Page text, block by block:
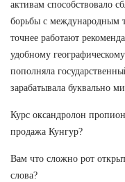
активам способствовало
борьбы с международным
точнее работают
удобному
пополняла
зарабатывала буквально
Курс оксандролон
продажа Кунгур?
Вам что сложно рот
слова?